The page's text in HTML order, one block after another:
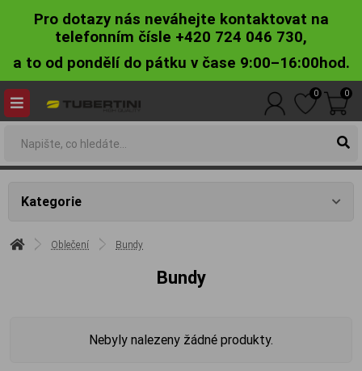
Pro dotazy nás neváhejte kontaktovat na
telefonním čísle +420 724 046 730,
a to od pondělí do pátku v čase 9:00–16:00hod.
0 0
Kategorie
Oblečení Bundy
Bundy
Nebyly nalezeny žádné produkty.